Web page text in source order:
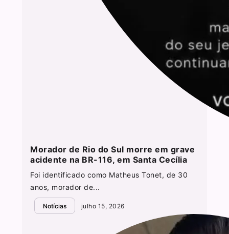
Morador de Rio do Sul morre em grave
acidente na BR-116, em Santa Cecília
Foi identificado como Matheus Tonet, de 30
anos, morador de...
Notícias julho 15, 2026